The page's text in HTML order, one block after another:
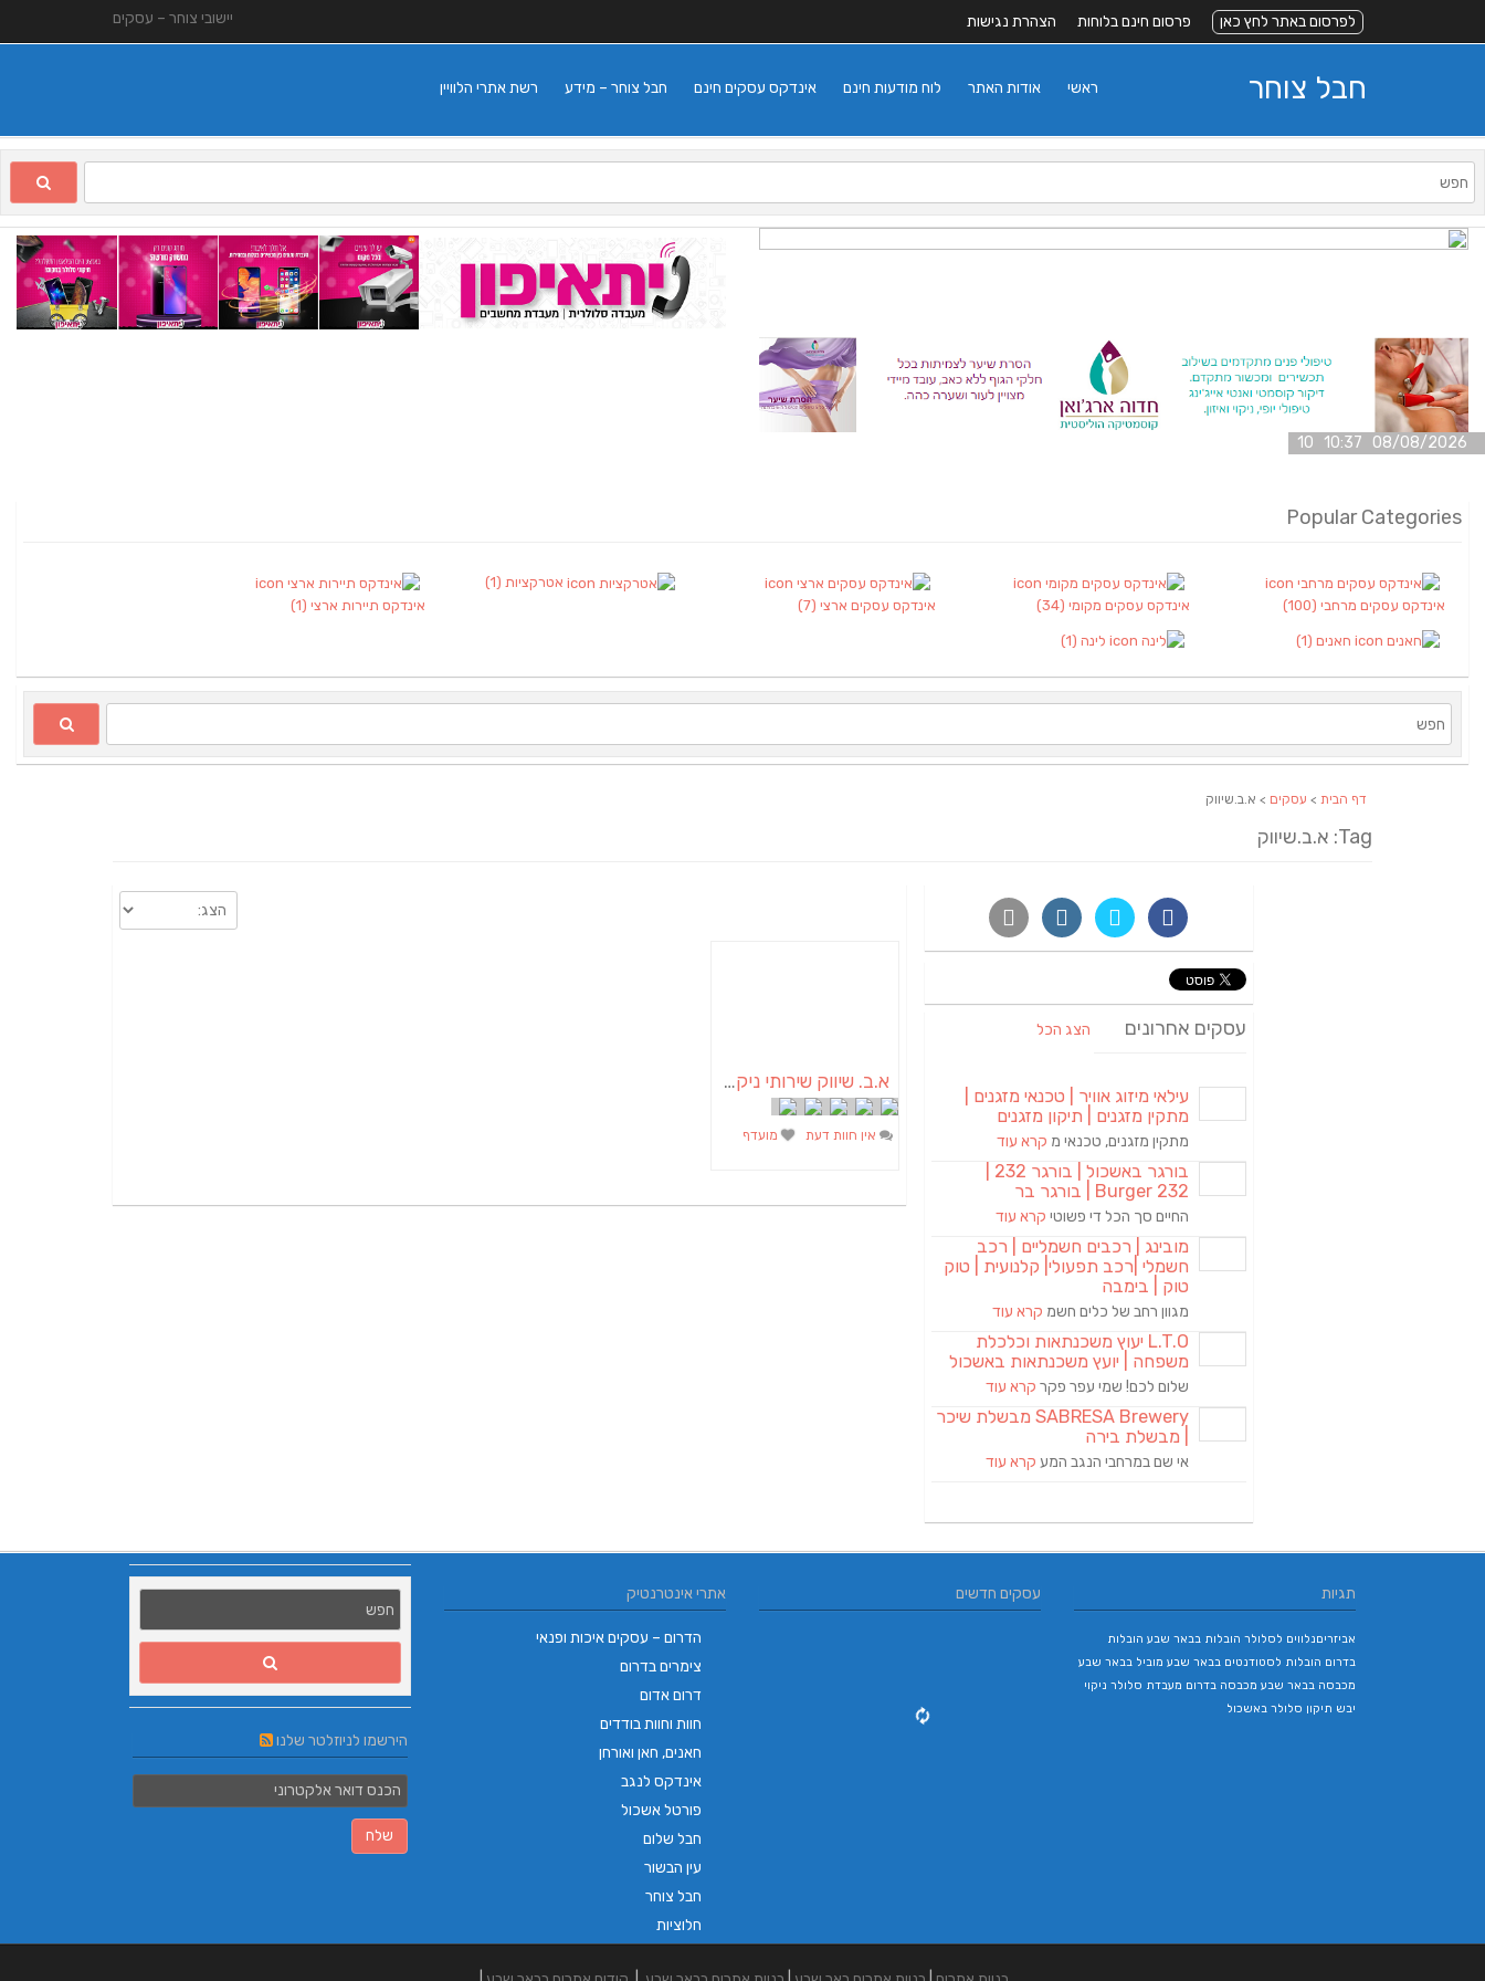
יישובי צוחר – עסקים לפרסום באתר לחץ כאן פרסום חינם בלוחות הצהרת נגישות
חבל צוחר רשת אתרי הלוויין חבל צוחר – מידע אינדקס עסקים חינם לוח מודעות חינם אודות האתר ראשי
08/08/2026 10:37 10
Popular Categories
אינדקס עסקים מרחבי (100) אינדקס עסקים מקומי (34) אינדקס עסקים ארצי (7)
אטרקציות (1)
אינדקס תיירות ארצי (1)
חאנים (1) לינה (1)
דף הבית > עסקים > א.ב.שיווק
Tag: א.ב.שיווק
א.ב. שיווק שירותי ניקיון ותחזוקה
אין חוות דעת מועדף
עסקים אחרונים הצג הכל
עילאי מיזוג אוויר | טכנאי מזגנים |
מתקין מזגנים | תיקון מזגנים
מתקין מזגנים, טכנאי מ קרא עוד
Burger 232 | בורגר בר
החיים סך הכל די פשוטי קרא עוד
מובינג | רכבים חשמליים | רכב
חשמלי |רכב תפעולי| קלנועית | טוק
טוק | בימבה
מגוון רחב של כלים חשמ קרא עוד
L.T.O יעוץ משכנתאות וכלכלת
משפחה | יועץ משכנתאות באשכול
שלום לכם! שמי עפר פקר קרא עוד
SABRESA Brewery מבשלת שיכר
| מבשלת בירה
אי שם במרחבי הנגב המע קרא עוד
הירשמו לניוזלטר שלנו
אתרי אינטרנטיק
הדרום – עסקים איכות ופנאי
צימרים בדרום
דרום אדום
חוות וחוות בודדים
חאנים, חאן ואורחן
אינדקס לנגב
פורטל אשכול
חבל שלום
עין הבשור
חבל צוחר
חלוציות
עסקים חדשים תגיות
אביזריםנלווים לסלולר הובלות בבאר שבע הובלות
בדרום הובלות לסטודנטים בבאר שבע מוביל בבאר שבע
מכבסה בבאר שבע מכבסה בדרום מעבדת סלולר ניקוי
יבש תיקון סלולר באשכול